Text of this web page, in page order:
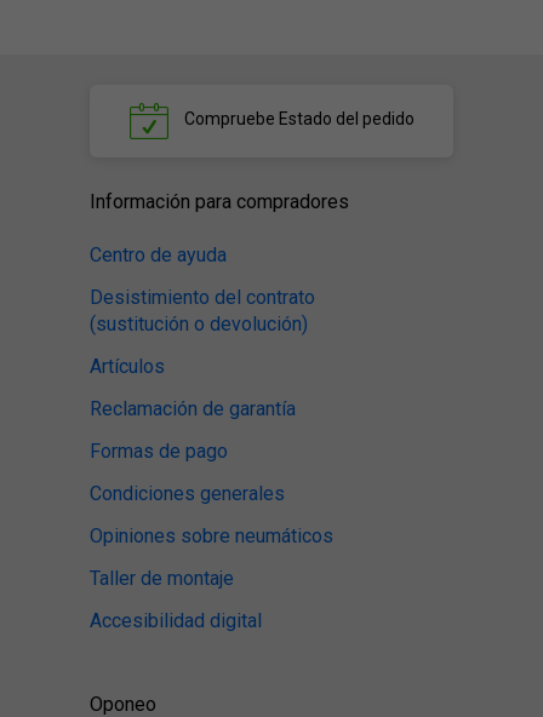
Compruebe Estado del pedido
Información para compradores
Centro de ayuda
Desistimiento del contrato
(sustitución o devolución)
Artículos
Reclamación de garantía
Formas de pago
Condiciones generales
Opiniones sobre neumáticos
Taller de montaje
Accesibilidad digital
Oponeo